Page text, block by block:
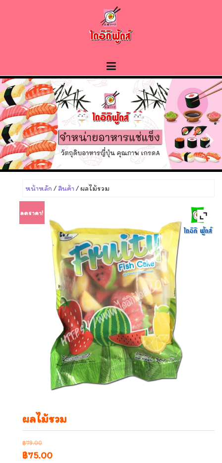
หน้าหลัก /สินค้า / ผลไม้รวม
ลดราคา!
ผลไม้รวม
฿79.00
Original
฿75.00Current